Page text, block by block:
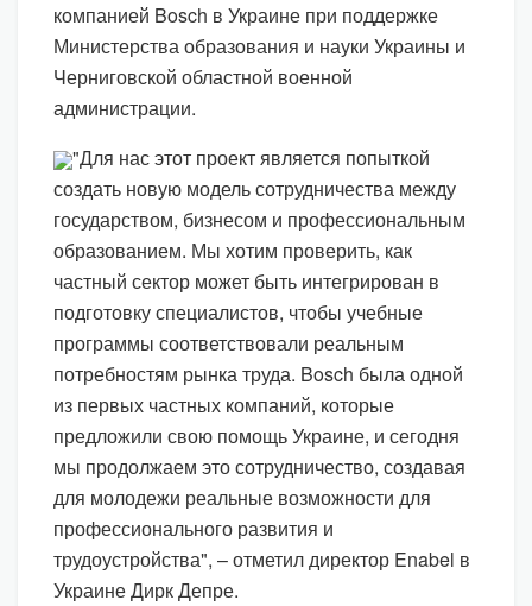
компанией Bosch в Украине при поддержке
Министерства образования и науки Украины и
Черниговской областной военной
администрации.
"Для нас этот проект является попыткой
создать новую модель сотрудничества между
государством, бизнесом и профессиональным
образованием. Мы хотим проверить, как
частный сектор может быть интегрирован в
подготовку специалистов, чтобы учебные
программы соответствовали реальным
потребностям рынка труда. Bosch была одной
из первых частных компаний, которые
предложили свою помощь Украине, и сегодня
мы продолжаем это сотрудничество, создавая
для молодежи реальные возможности для
профессионального развития и
трудоустройства", – отметил директор Enabel в
Украине Дирк Депре.